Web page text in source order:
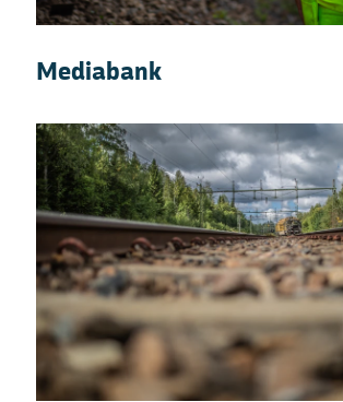
Mediabank